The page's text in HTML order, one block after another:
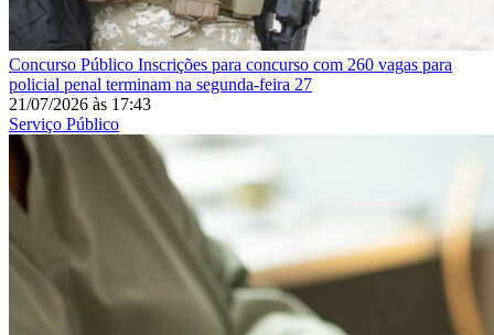
Concurso Público Inscrições para concurso com 260 vagas para
policial penal terminam na segunda-feira 27
21/07/2026 às 17:43
Serviço Público